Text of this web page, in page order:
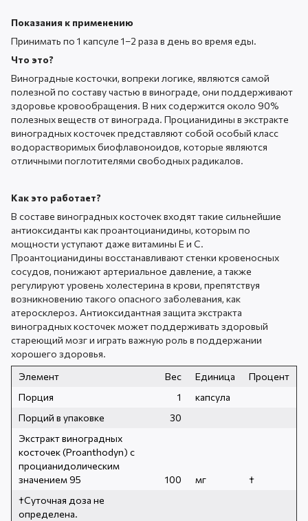
Показания к применению
Принимать по 1 капсуле 1–2 раза в день во время еды.
Что это?
Виноградные косточки, вопреки логике, являются самой
полезной по составу частью в винограде, они поддерживают
здоровье кровообращения. В них содержится около 90%
полезных веществ от винограда. Процианидины в экстракте
виноградных косточек представляют собой особый класс
водорастворимых биофлавоноидов, которые являются
отличными поглотителями свободных радикалов.
Как это работает?
В составе виноградных косточек входят такие сильнейшие
антиоксиданты как проантоцианидины, которым по
мощности уступают даже витамины Е и С.
Проантоцианидины восстанавливают стенки кровеносных
сосудов, понижают артериальное давление, а также
регулируют уровень холестерина в крови, препятствуя
возникновению такого опасного заболевания, как
атеросклероз. Антиоксидантная защита экстракта
виноградных косточек может поддерживать здоровый
стареющий мозг и играть важную роль в поддержании
хорошего здоровья.
Элемент
Вес Единица
Процент
Порция
1
капсула
Порций в упаковке
30
Экстракт виноградных
косточек (Proanthodyn) с
процианидолическим
значением 95
100 мг
†
†Суточная доза не
определена.